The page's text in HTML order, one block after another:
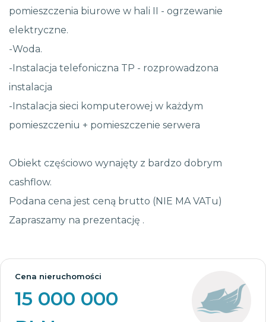
pomieszczenia biurowe w hali II - ogrzewanie
elektryczne.
-Woda.
-Instalacja telefoniczna TP - rozprowadzona
instalacja
-Instalacja sieci komputerowej w każdym
pomieszczeniu + pomieszczenie serwera
Obiekt częściowo wynajęty z bardzo dobrym
cashflow.
Podana cena jest ceną brutto (NIE MA VATu)
Zapraszamy na prezentację .
Cena nieruchomości
15 000 000